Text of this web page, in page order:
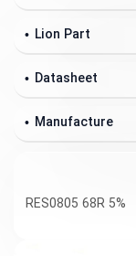
Lion Part
Datasheet
Manufacture
RES0805 68R 5%